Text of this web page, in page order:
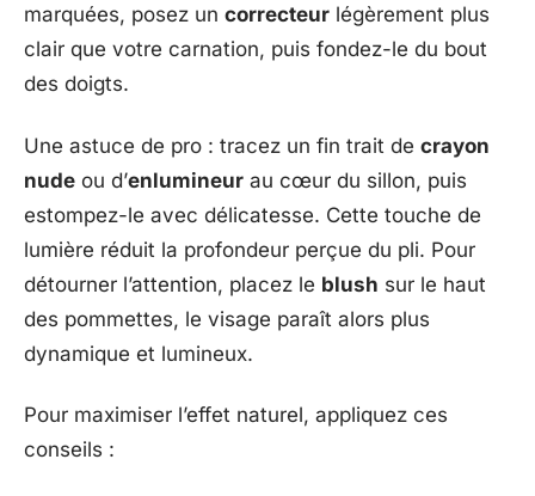
marquées, posez un correcteur légèrement plus
clair que votre carnation, puis fondez-le du bout
des doigts.
Une astuce de pro : tracez un fin trait de crayon
nude ou d’enlumineur au cœur du sillon, puis
estompez-le avec délicatesse. Cette touche de
lumière réduit la profondeur perçue du pli. Pour
détourner l’attention, placez le blush sur le haut
des pommettes, le visage paraît alors plus
dynamique et lumineux.
Pour maximiser l’effet naturel, appliquez ces
conseils :